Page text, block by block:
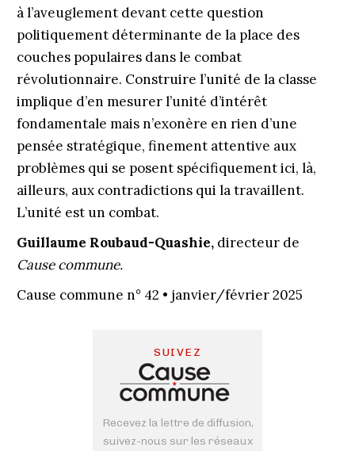
à l’aveuglement devant cette question
politiquement déterminante de la place des
couches populaires dans le combat
révolutionnaire. Construire l’unité de la classe
implique d’en mesurer l’unité d’intérêt
fondamentale mais n’exonère en rien d’une
pensée stratégique, finement attentive aux
problèmes qui se posent spécifiquement ici, là,
ailleurs, aux contradictions qui la travaillent.
L’unité est un combat.
Guillaume Roubaud-Quashie, directeur de
Cause commune.
Cause commune n° 42 • janvier/février 2025
SUIVEZ
Recevez la lettre de diffusion,
suivez-nous sur les réseaux